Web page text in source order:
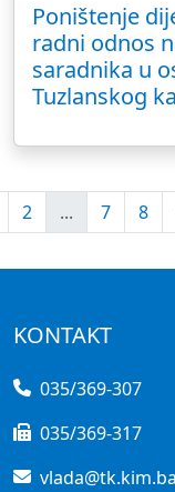
Poništenje
radni odnos
saradnika u
Tuzlanskog
2 ... 7 8
KONTAKT
035/369-307
035/369-317
vlada@tk.kim.ba